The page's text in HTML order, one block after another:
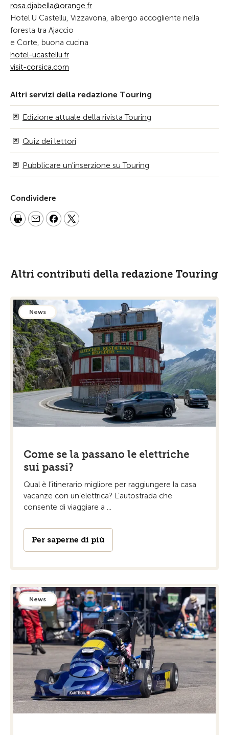
rosa.djabella@orange.fr
Hotel U Castellu, Vizzavona, albergo accogliente nella
foresta tra Ajaccio
e Corte, buona cucina
hotel-ucastellu.fr
visit-corsica.com
Altri servizi della redazione Touring
Edizione attuale della rivista Touring
Quiz dei lettori
Pubblicare un'inserzione su Touring
Condividere
Altri contributi della redazione Touring
News
Come se la passano le elettriche
sui passi?
Qual è l’itinerario migliore per raggiungere la casa
vacanze con un’elettrica? L’autostrada che
consente di viaggiare a ...
Per saperne di più
News